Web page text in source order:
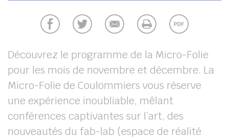
Découvrez le programme de la Micro-Folie
pour les mois de novembre et décembre. La
Micro-Folie de Coulommiers vous réserve
une expérience inoubliable, mêlant
conférences captivantes sur l’art, des
nouveautés du fab-lab (espace de réalité